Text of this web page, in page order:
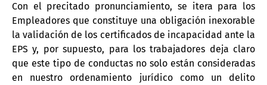
Con el precitado pronunciamiento, se itera para los
Empleadores que constituye una obligación inexorable
la validación de los certificados de incapacidad ante la
EPS y, por supuesto, para los trabajadores deja claro
que este tipo de conductas no solo están consideradas
en nuestro ordenamiento jurídico como un delito